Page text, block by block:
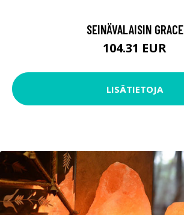
SEINÄVALAISIN GRACE
104.31 EUR
LISÄTIETOJA